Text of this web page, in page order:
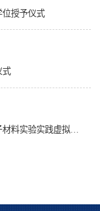
位授予仪式
式